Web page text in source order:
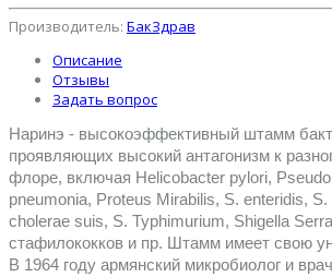
Производитель: БакЗдрав
Описание
Отзывы
Задать вопрос
Наринэ - высокоэффективный штамм
проявляющих высокий антагонизм к
флоре, включая Helicobacter pylori,
pneumonia, Proteus Mirabilis, S. enteridis, S.
cholerae suis, S. Typhimurium, Shigella
стафилококков и пр. Штамм имеет свою
В 1964 году армянский микробиолог и